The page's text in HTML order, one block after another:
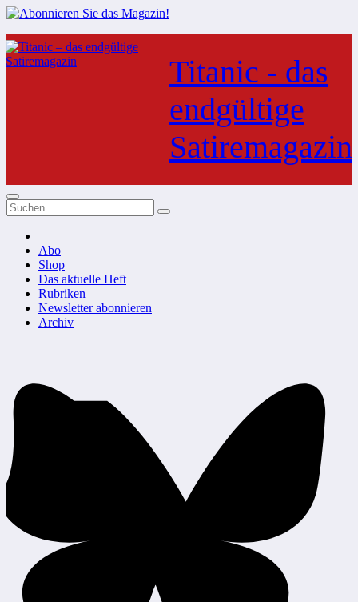
Zum
Inhalt
springen
Titanic - das
endgültige
Satiremagazin
Abo
Shop
Das aktuelle Heft
Rubriken
Newsletter abonnieren
Archiv